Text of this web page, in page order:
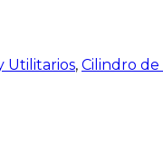
Utilitarios, Cilindro